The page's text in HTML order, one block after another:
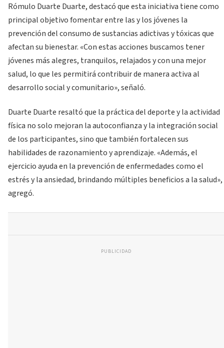
Rómulo Duarte Duarte, destacó que esta iniciativa tiene como
principal objetivo fomentar entre las y los jóvenes la
prevención del consumo de sustancias adictivas y tóxicas que
afectan su bienestar. «Con estas acciones buscamos tener
jóvenes más alegres, tranquilos, relajados y con una mejor
salud, lo que les permitirá contribuir de manera activa al
desarrollo social y comunitario», señaló.
Duarte Duarte resaltó que la práctica del deporte y la actividad
física no solo mejoran la autoconfianza y la integración social
de los participantes, sino que también fortalecen sus
habilidades de razonamiento y aprendizaje. «Además, el
ejercicio ayuda en la prevención de enfermedades como el
estrés y la ansiedad, brindando múltiples beneficios a la salud»,
agregó.
PUBLICIDAD